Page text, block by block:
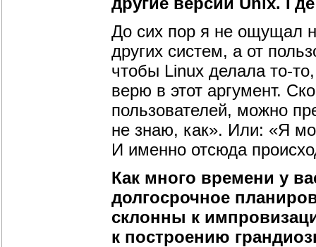
До сих пор я не ощущал
других систем, а от
чтобы Linux делала то-
верю в этот аргумент.
пользователей, можно
не знаю, как». Или: «Я
И именно отсюда
Как много времени у
долгосрочное
склонны к
к построению